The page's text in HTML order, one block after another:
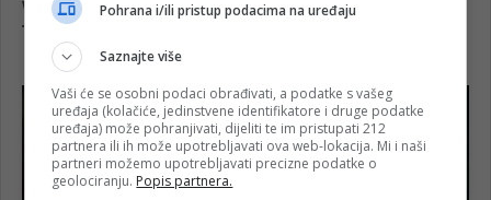
Pohrana i/ili pristup podacima na uređaju
Saznajte više
Vaši će se osobni podaci obrađivati, a podatke s vašeg
uređaja (kolačiće, jedinstvene identifikatore i druge podatke
uređaja) može pohranjivati, dijeliti te im pristupati 212
partnera ili ih može upotrebljavati ova web-lokacija. Mi i naši
partneri možemo upotrebljavati precizne podatke o
geolociranju. Popis partnera.